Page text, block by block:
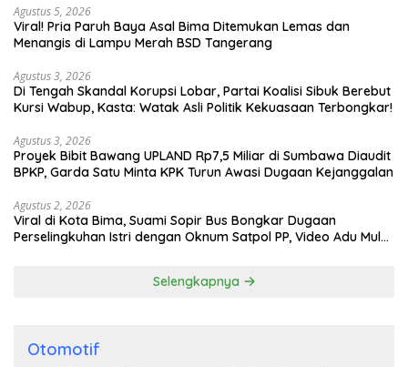
Agustus 5, 2026
Viral! Pria Paruh Baya Asal Bima Ditemukan Lemas dan
Menangis di Lampu Merah BSD Tangerang
Agustus 3, 2026
Di Tengah Skandal Korupsi Lobar, Partai Koalisi Sibuk Berebut
Kursi Wabup, Kasta: Watak Asli Politik Kekuasaan Terbongkar!
Agustus 3, 2026
Proyek Bibit Bawang UPLAND Rp7,5 Miliar di Sumbawa Diaudit
BPKP, Garda Satu Minta KPK Turun Awasi Dugaan Kejanggalan
Agustus 2, 2026
Viral di Kota Bima, Suami Sopir Bus Bongkar Dugaan
Perselingkuhan Istri dengan Oknum Satpol PP, Video Adu Mulut
Selengkapnya
Otomotif